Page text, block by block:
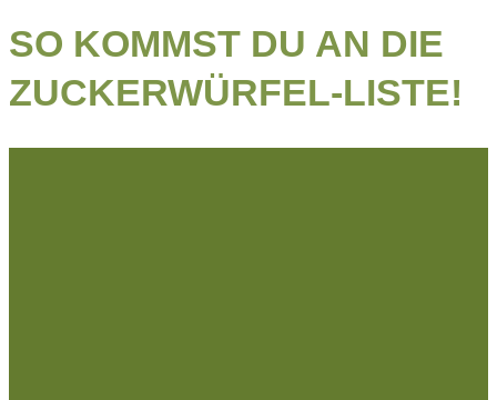
SO KOMMST DU AN DIE
ZUCKERWÜRFEL-LISTE!